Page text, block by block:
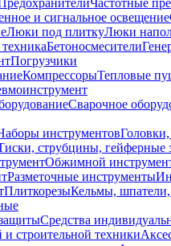
Частотные
и сигнальное освещение
Люки под плиткуЛюки
Бетоносмесители
Погрузчики
КомпрессорыТепловые
Сварочное
инструментов
струбцины, гейферные
Обжимной
Разметочные инструменты
ПлиткорезыКельмы, шпатели,
Средства
строительной техники